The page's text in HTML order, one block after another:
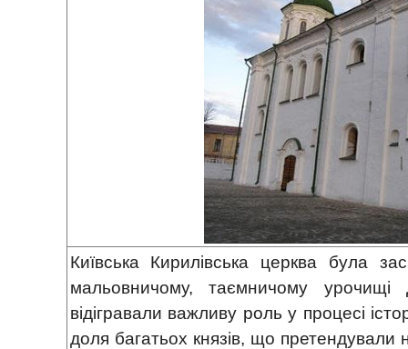
Київська Кирилівська церква була
мальовничому, таємничому
відігравали важливу роль у процесі
доля багатьох князів, що